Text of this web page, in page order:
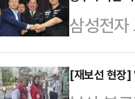
말했다.
통해 여
것은 시
중구 중
공식 선
삼성전
전 멈춰
한 불을
[재보선 현장]